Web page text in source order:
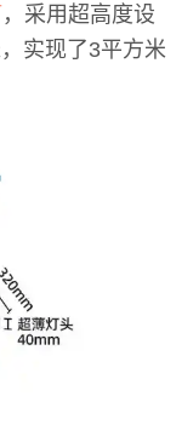
，采用超高度设
实现了3平方米